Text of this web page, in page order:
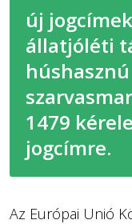
új
állatjóléti
húshasznú
1479
jogcímre.
Az Európai Unió